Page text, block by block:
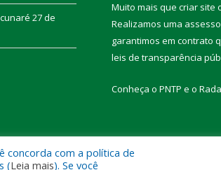
27 de
Muito mais que criar site
Realizamos uma
garantimos em contrato
leis de transparência
Conheça o PNTP e o
Mapa do Site
concorda com a política de
(Leia mais). Se você